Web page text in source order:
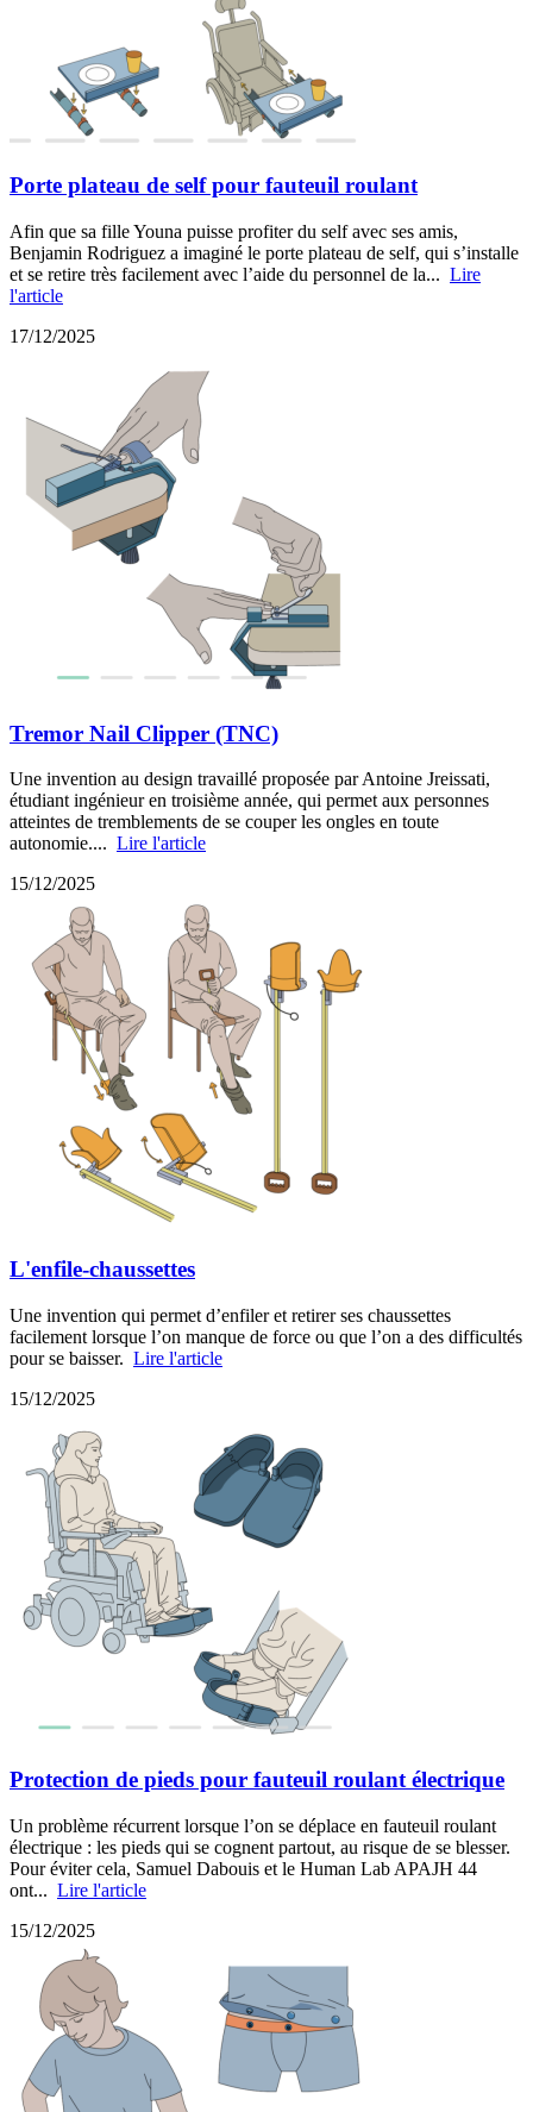
Porte plateau de self pour fauteuil roulant
Afin que sa fille Youna puisse profiter du self avec ses amis,
Benjamin Rodriguez a imaginé le porte plateau de self, qui s’installe
et se retire très facilement avec l’aide du personnel de la... Lire
l'article
17/12/2025
Tremor Nail Clipper (TNC)
Une invention au design travaillé proposée par Antoine Jreissati,
étudiant ingénieur en troisième année, qui permet aux personnes
atteintes de tremblements de se couper les ongles en toute
autonomie.... Lire l'article
15/12/2025
L'enfile-chaussettes
Une invention qui permet d’enfiler et retirer ses chaussettes
facilement lorsque l’on manque de force ou que l’on a des difficultés
pour se baisser. Lire l'article
15/12/2025
Protection de pieds pour fauteuil roulant électrique
Un problème récurrent lorsque l’on se déplace en fauteuil roulant
électrique : les pieds qui se cognent partout, au risque de se blesser.
Pour éviter cela, Samuel Dabouis et le Human Lab APAJH 44
ont... Lire l'article
15/12/2025